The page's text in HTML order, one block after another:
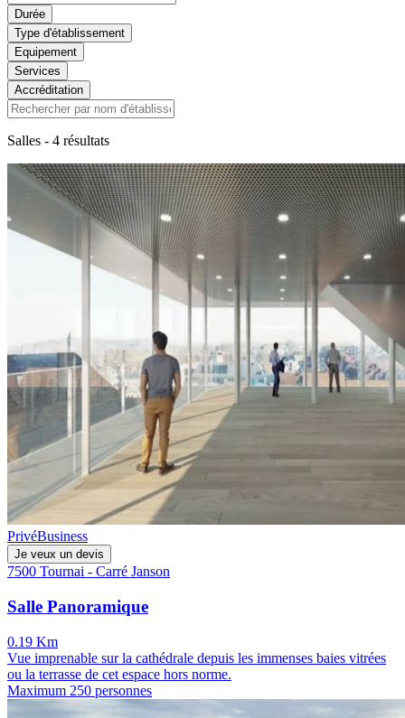
Durée
Type d'établissement
Equipement
Services
Accréditation
Salles - 4 résultats
PrivéBusiness
Je veux un devis
7500 Tournai - Carré Janson
Salle Panoramique
0.19 Km
Vue imprenable sur la cathédrale depuis les immenses baies vitrées
ou la terrasse de cet espace hors norme.
Maximum 250 personnes